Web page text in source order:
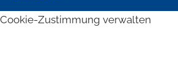
Cookie-Zustimmung verwalten